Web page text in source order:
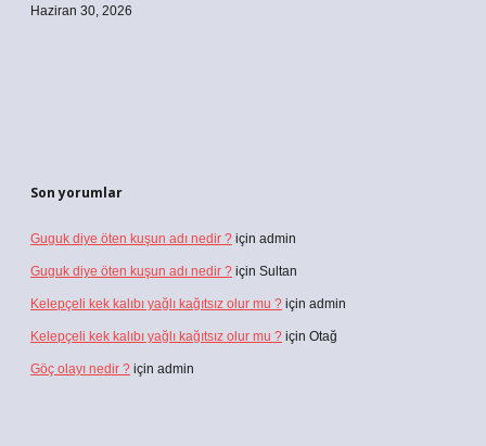
Haziran 30, 2026
Son yorumlar
Guguk diye öten kuşun adı nedir ? için admin
Guguk diye öten kuşun adı nedir ? için Sultan
Kelepçeli kek kalıbı yağlı kağıtsız olur mu ? için admin
Kelepçeli kek kalıbı yağlı kağıtsız olur mu ? için Otağ
Göç olayı nedir ? için admin